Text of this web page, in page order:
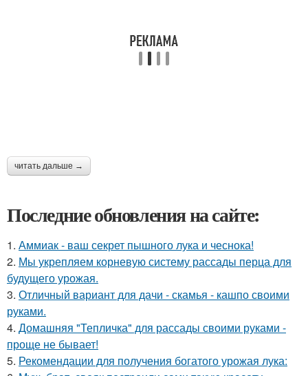
читать дальше →
Последние обновления на сайте:
1. Аммиак - ваш секрет пышного лука и чеснока!
2. Мы укрепляем корневую систему рассады перца для
будущего урожая.
3. Отличный вариант для дачи - скамья - кашпо своими
руками.
4. Домашняя "Тепличка" для рассады своими руками -
проще не бывает!
5. Рекомендации для получения богатого урожая лука: